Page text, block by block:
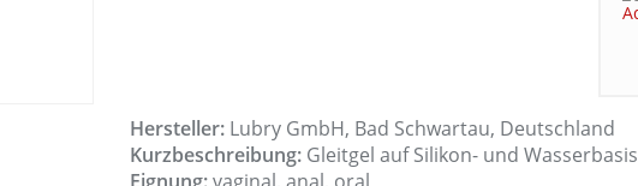
Hersteller: Lubry GmbH, Bad Schwartau, Deutschland
Kurzbeschreibung: Gleitgel auf Silikon- und Wasserbasis